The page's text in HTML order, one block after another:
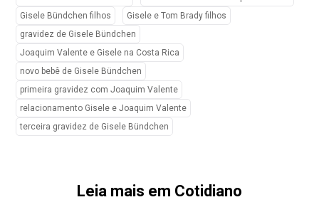
Gisele Bündchen filhos
Gisele e Tom Brady filhos
gravidez de Gisele Bündchen
Joaquim Valente e Gisele na Costa Rica
novo bebê de Gisele Bündchen
primeira gravidez com Joaquim Valente
relacionamento Gisele e Joaquim Valente
terceira gravidez de Gisele Bündchen
Leia mais em Cotidiano